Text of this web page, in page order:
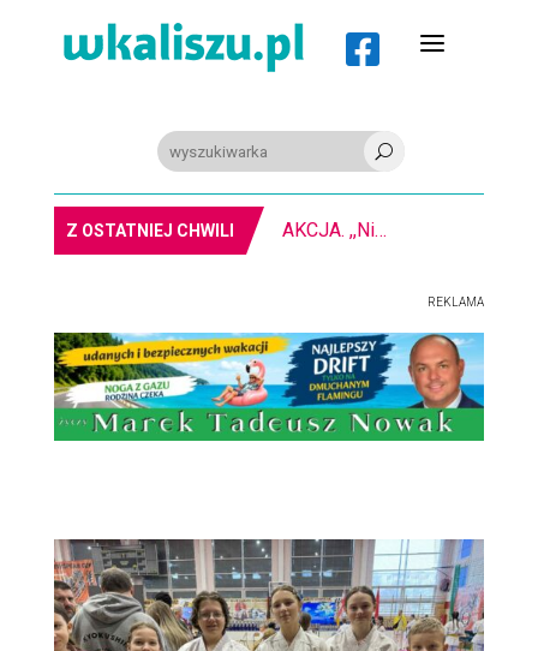
 a
U
Z OSTATNIEJ CHWILI AKCJA. ,,Nie bądź obojętny” na kaliskim rynku
REKLAMA